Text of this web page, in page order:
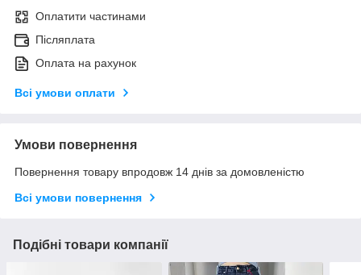
Оплатити частинами
Післяплата
Оплата на рахунок
Всі умови оплати
Умови повернення
Повернення товару впродовж 14 днів за домовленістю
Всі умови повернення
Подібні товари компанії